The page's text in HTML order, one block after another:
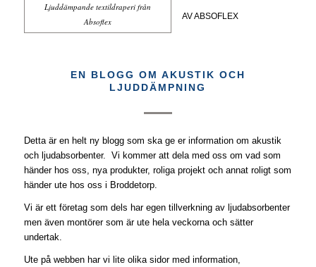
Ljuddämpande textildraperi från
Absoflex
AVABSOFLEX
EN BLOGG OM AKUSTIK OCH
LJUDDÄMPNING
Detta är en helt ny blogg som ska ge er information om akustik
och ljudabsorbenter. Vi kommer att dela med oss om vad som
händer hos oss, nya produkter, roliga projekt och annat roligt som
händer ute hos oss i Broddetorp.
Vi är ett företag som dels har egen tillverkning av ljudabsorbenter
men även montörer som är ute hela veckorna och sätter
undertak.
Ute på webben har vi lite olika sidor med information,